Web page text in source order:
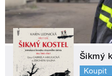
Šikmý
Koupit